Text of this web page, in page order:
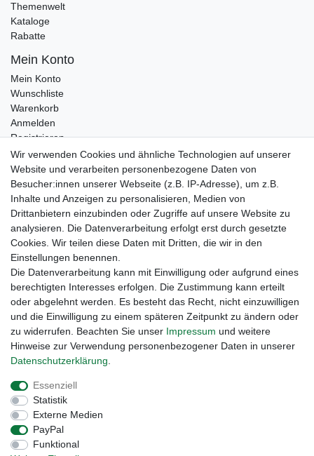
Themenwelt
Kataloge
Rabatte
Mein Konto
Mein Konto
Wunschliste
Warenkorb
Anmelden
Registrieren
Kontakt
Newsletter Anmeldung
Newsletter Abmeldung
Widerrufs­recht
Wir verwenden Cookies und ähnliche Technologien auf unserer
Website und verarbeiten personenbezogene Daten von
Besucher:innen unserer Webseite (z.B. IP-Adresse), um z.B.
Inhalte und Anzeigen zu personalisieren, Medien von
Drittanbietern einzubinden oder Zugriffe auf unsere Website zu
analysieren. Die Datenverarbeitung erfolgt erst durch gesetzte
Cookies. Wir teilen diese Daten mit Dritten, die wir in den
Einstellungen benennen.
Die Datenverarbeitung kann mit Einwilligung oder aufgrund eines
berechtigten Interesses erfolgen. Die Zustimmung kann erteilt
oder abgelehnt werden. Es besteht das Recht, nicht einzuwilligen
und die Einwilligung zu einem späteren Zeitpunkt zu ändern oder
zu widerrufen. Beachten Sie unser Impressum und weitere
Hinweise zur Verwendung personenbezogener Daten in unserer
Daten­schutz­erklärung
Essenziell
Statistik
Externe Medien
PayPal
Funktional